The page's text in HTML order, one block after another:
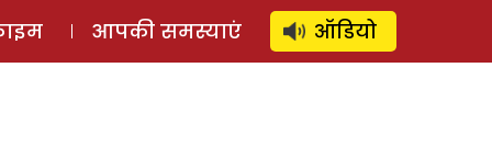
लॉग इन ⚲ SUBSCRIBE
आपकी समस्याएं ऑडियो